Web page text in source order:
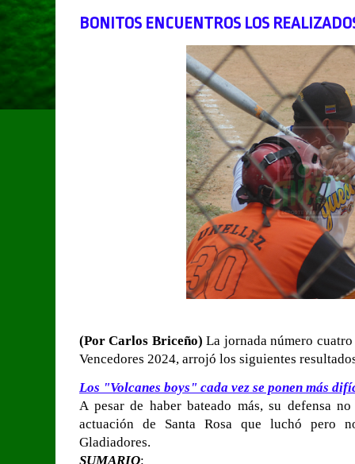
BONITOS ENCUENTROS LOS
(Por Carlos Briceño) La jornada número
Vencedores 2024, arrojó los siguientes
Los "Volcanes boys" cada vez se ponen más
A pesar de haber bateado más, su defensa
actuación de Santa Rosa que luchó pero
Gladiadores.
SUMARIO: